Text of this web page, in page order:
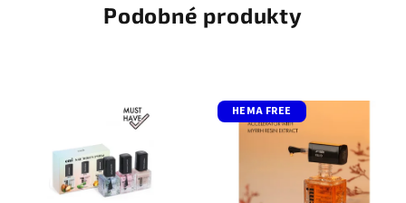
Podobné produkty
HEMA FREE